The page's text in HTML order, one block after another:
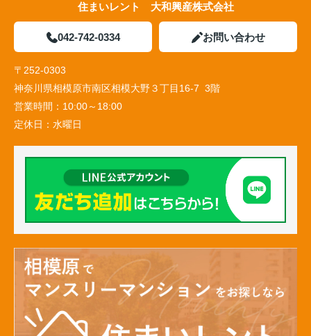
住まいレント 大和興産株式会社
042-742-0334 お問い合わせ
〒252-0303
神奈川県相模原市南区相模大野３丁目16-7 3階
営業時間： 10:00～18:00
定休日： 水曜日